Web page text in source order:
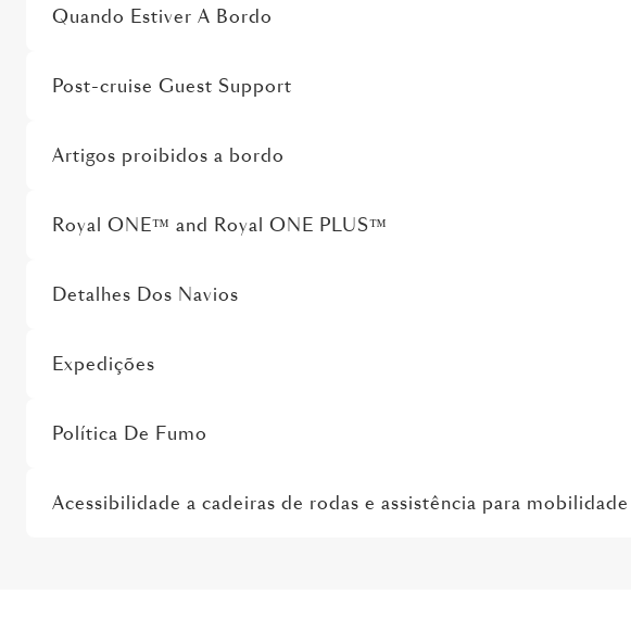
Quando Estiver A Bordo
Post-cruise Guest Support
Artigos proibidos a bordo
Royal ONE™ and Royal ONE PLUS™
Detalhes Dos Navios
Expedições
Política De Fumo
Acessibilidade a cadeiras de rodas e assistência para mobilidade